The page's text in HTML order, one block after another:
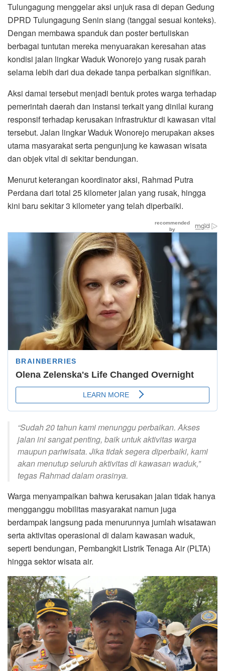
Tulungagung menggelar aksi unjuk rasa di depan Gedung
DPRD Tulungagung Senin siang (tanggal sesuai konteks).
Dengan membawa spanduk dan poster bertuliskan
berbagai tuntutan mereka menyuarakan keresahan atas
kondisi jalan lingkar Waduk Wonorejo yang rusak parah
selama lebih dari dua dekade tanpa perbaikan signifikan.
Aksi damai tersebut menjadi bentuk protes warga terhadap
pemerintah daerah dan instansi terkait yang dinilai kurang
responsif terhadap kerusakan infrastruktur di kawasan vital
tersebut. Jalan lingkar Waduk Wonorejo merupakan akses
utama masyarakat serta pengunjung ke kawasan wisata
dan objek vital di sekitar bendungan.
Menurut keterangan koordinator aksi, Rahmad Putra
Perdana dari total 25 kilometer jalan yang rusak, hingga
kini baru sekitar 3 kilometer yang telah diperbaiki.
“Sudah 20 tahun kami menunggu perbaikan. Akses
jalan ini sangat penting, baik untuk aktivitas warga
maupun pariwisata. Jika tidak segera diperbaiki, kami
akan menutup seluruh aktivitas di kawasan waduk,”
tegas Rahmad dalam orasinya.
Warga menyampaikan bahwa kerusakan jalan tidak hanya
mengganggu mobilitas masyarakat namun juga
berdampak langsung pada menurunnya jumlah wisatawan
serta aktivitas operasional di dalam kawasan waduk,
seperti bendungan, Pembangkit Listrik Tenaga Air (PLTA)
hingga sektor wisata air.